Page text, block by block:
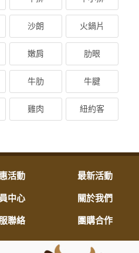
沙朗 火鍋片
嫩肩 肋眼
牛肋 牛腱
雞肉 紐約客
活動 最新活動
中心 關於我們
聯絡 團購合作